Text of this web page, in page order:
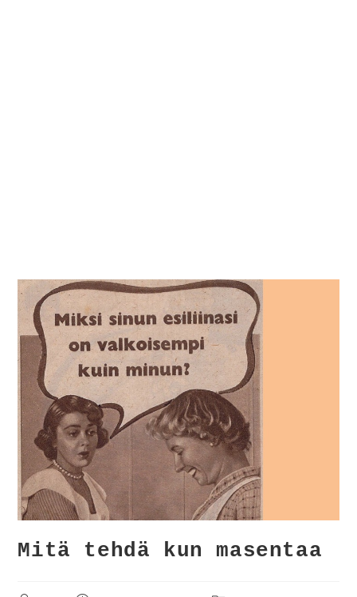
Mitä tehdä kun masentaa